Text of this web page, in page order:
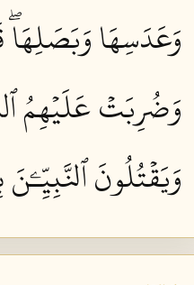
وَعَدَسِهَا وَبَصَلِهَاۖ
وَضُرِبَتۡ عَلَيۡهِمُ
وَيَقۡتُلُونَ